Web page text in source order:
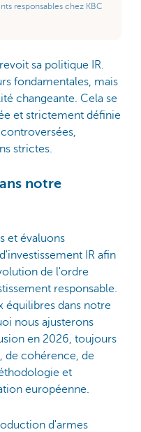
responsables chez KBC
sa politique IR.
fondamentales, mais
changeante. Cela se
et strictement définie
strictes.
notre
et évaluons
IR afin
de l'ordre
responsable.
équilibres dans notre
nous ajusterons
en 2026, toujours
de cohérence, de
et
européenne.
d'armes